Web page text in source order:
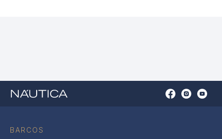
BARCOS
OpenOpenOpen